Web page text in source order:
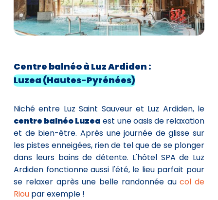
Centre balnéo à Luz Ardiden :
Luzea (Hautes-Pyrénées)
Niché entre Luz Saint Sauveur et Luz Ardiden, le
centre balnéo Luzea est une oasis de relaxation
et de bien-être. Après une journée de glisse sur
les pistes enneigées, rien de tel que de se plonger
dans leurs bains de détente. L'hôtel SPA de Luz
Ardiden fonctionne aussi l'été, le lieu parfait pour
se relaxer après une belle randonnée aucol de
Riou par exemple !